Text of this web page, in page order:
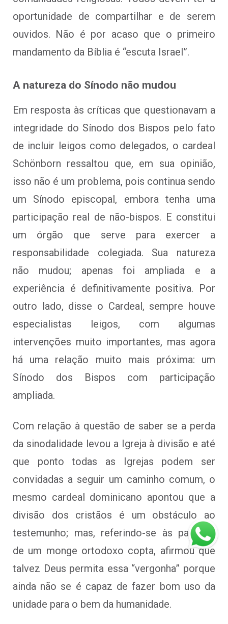
oportunidade de compartilhar e de serem
ouvidos. Não é por acaso que o primeiro
mandamento da Bíblia é “escuta Israel”.
A natureza do Sínodo não mudou
Em resposta às críticas que questionavam a
integridade do Sínodo dos Bispos pelo fato
de incluir leigos como delegados, o cardeal
Schönborn ressaltou que, em sua opinião,
isso não é um problema, pois continua sendo
um Sínodo episcopal, embora tenha uma
participação real de não-bispos. E constitui
um órgão que serve para exercer a
responsabilidade colegiada. Sua natureza
não mudou; apenas foi ampliada e a
experiência é definitivamente positiva. Por
outro lado, disse o Cardeal, sempre houve
especialistas leigos, com algumas
intervenções muito importantes, mas agora
há uma relação muito mais próxima: um
Sínodo dos Bispos com participação
ampliada.
Com relação à questão de saber se a perda
da sinodalidade levou a Igreja à divisão e até
que ponto todas as Igrejas podem ser
convidadas a seguir um caminho comum, o
mesmo cardeal dominicano apontou que a
divisão dos cristãos é um obstáculo ao
testemunho; mas, referindo-se às palavras
de um monge ortodoxo copta, afirmou que
talvez Deus permita essa “vergonha” porque
ainda não se é capaz de fazer bom uso da
unidade para o bem da humanidade.